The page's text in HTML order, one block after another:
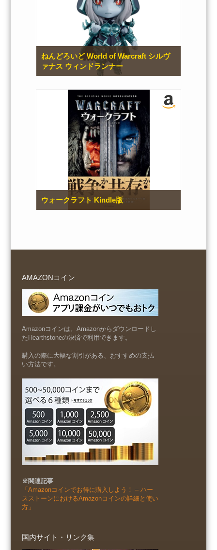
ねんどろいど World of Warcraft シルヴ
ァナス ウィンドランナー
ウォークラフト Kindle版
AMAZONコイン
Amazonコインは、Amazonからダウンロードし
たHearthstoneの決済で利用できます。
購入の際に大幅な割引がある、おすすめの支払
い方法です。
※関連記事
「Amazonコインでお得に購入しよう！ – ハー
スストーンにおけるAmazonコインの詳細と使い
方」
国内サイト・リンク集